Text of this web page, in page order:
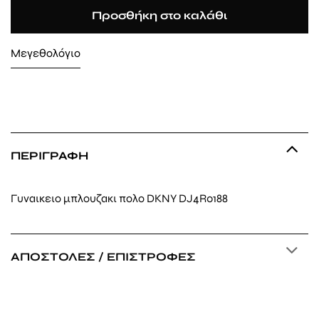
Προσθήκη στο καλάθι
Μεγεθολόγιο
ΠΕΡΙΓΡΑΦΉ
Γυναικειο μπλουζακι πολο DKNY DJ4R0188
ΑΠΟΣΤΟΛΈΣ / ΕΠΙΣΤΡΟΦΈΣ